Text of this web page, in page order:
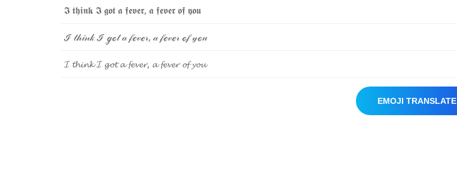
𝕴𝖙𝖍𝖎𝖓𝖐 𝕴𝖌𝖔𝖙 𝖆 𝖋𝖊𝖛𝖊𝖗, 𝖆 𝖋𝖊𝖛𝖊𝖗 𝖔𝖋𝖞𝖔𝖚
ℐ𝓉𝒽𝒾𝓃𝓀ℐ ℊℴ𝓉𝒶𝒻ℯ𝓋ℯ𝓇, 𝒶𝒻ℯ𝓋ℯ𝓇ℴ𝒻𝓎ℴ𝓊
𝓘 𝓽𝓱𝓲𝓷𝓴𝓘 𝓰𝓸𝓽 𝓪 𝓯𝓮𝓿𝓮𝓻, 𝓪 𝓯𝓮𝓿𝓮𝓻 𝓸𝓯 𝔂𝓸𝓾
EMOJI TRANSLATE